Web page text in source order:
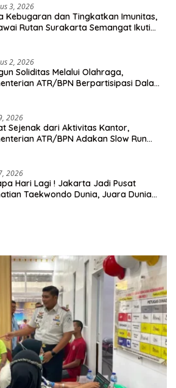
3, 2026
Kebugaran dan Tingkatkan Imunitas,
Rutan Surakarta Semangat Ikuti
2, 2026
Soliditas Melalui Olahraga,
ATR/BPN Berpartisipasi Dalam
2026
Sejenak dari Aktivitas Kantor,
ATR/BPN Adakan Slow Run
2026
Hari Lagi ! Jakarta Jadi Pusat
Taekwondo Dunia, Juara Dunia